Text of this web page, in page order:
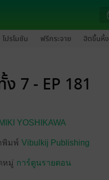
โปรโมชัน ฟรีกระจาย ฮิตขึ้นหิ้ง
7 - EP 181
MIKI YOSHIKAWA
พิมพ์ Vibulkij Publishing
หมู่ การ์ตูนรายตอน